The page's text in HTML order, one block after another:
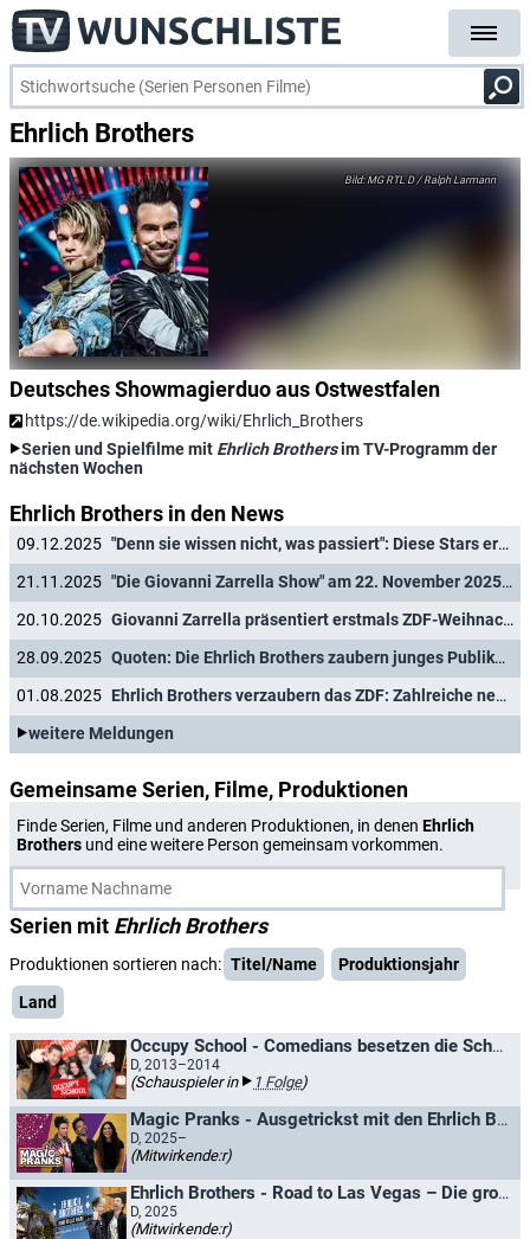
Ehrlich Brothers
MG RTL D / Ralph Larmann
Deutsches Showmagierduo aus Ostwestfalen
https://de.wikipedia.org/wiki/Ehrlich_Brothers
Serien und Spielfilme mit Ehrlich Brothersim TV-Programm der
nächsten Wochen
Ehrlich Brothers in den News
09.12.2025
"Denn sie wissen nicht, was passiert": Diese Stars ersetzen Jauch, Gottschalk und Schöneberger
21.11.2025
"Die Giovanni Zarrella Show" am 22. November 2025 mit Michael Patrick Kelly, Beatrice Egli und Josh Groban
20.10.2025
Giovanni Zarrella präsentiert erstmals ZDF-Weihnachtsshow - mit diesen Gästen
28.09.2025
Quoten: Die Ehrlich Brothers zaubern junges Publikum zum ZDF
01.08.2025
Ehrlich Brothers verzaubern das ZDF: Zahlreiche neue TV-Projekte mit den Magier-Brüdern
weitere Meldungen
Gemeinsame Serien, Filme, Produktionen
Finde Serien, Filme und anderen Produktionen, in denen Ehrlich
Brothers und eine weitere Person gemeinsam vorkommen.
Serien mit Ehrlich Brothers
Produktionen sortieren nach: Titel/Name
Produktionsjahr
Land
Occupy School - Comedians besetzen die Schule
D, 2013–2014
(Schauspieler in 1 Folge)
Magic Pranks - Ausgetrickst mit den Ehrlich Brothers
D, 2025–
(Mitwirkende:r)
Ehrlich Brothers - Road to Las Vegas – Die große USA-Tour
D, 2025
(Mitwirkende:r)